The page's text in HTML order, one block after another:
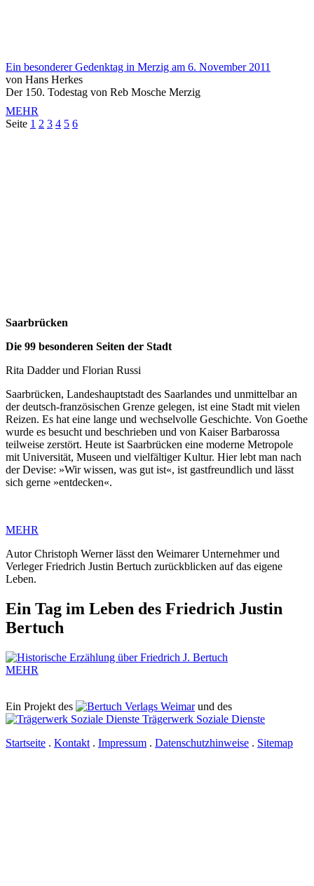
Ein besonderer Gedenktag in Merzig am 6. November 2011
von Hans Herkes
Der 150. Todestag von Reb Mosche Merzig
MEHR
Seite 1 2 3 4 5 6
Saarbrücken
Die 99 besonderen Seiten der Stadt
Rita Dadder und Florian Russi
Saarbrücken, Landeshauptstadt des Saarlandes und unmittelbar an
der deutsch-französischen Grenze gelegen, ist eine Stadt mit vielen
Reizen. Es hat eine lange und wechselvolle Geschichte. Von Goethe
wurde es besucht und beschrieben und von Kaiser Barbarossa
teilweise zerstört. Heute ist Saarbrücken eine moderne Metropole
mit Universität, Museen und vielfältiger Kultur. Hier lebt man nach
der Devise: »Wir wissen, was gut ist«, ist gastfreundlich und lässt
sich gerne »entdecken«.
MEHR
Autor Christoph Werner lässt den Weimarer Unternehmer und
Verleger Friedrich Justin Bertuch zurückblicken auf das eigene
Leben.
Ein Tag im Leben des Friedrich Justin
Bertuch
MEHR
Ein Projekt des Verlags Weimarund des
Trägerwerk Soziale Dienste
Startseite . Kontakt . Impressum . Datenschutzhinweise . Sitemap